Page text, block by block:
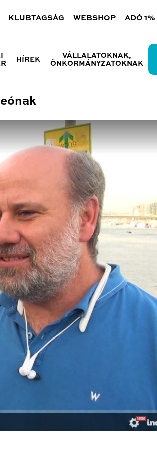
KLUBTAGSÁG WEBSHOP ADÓ 1%
HÍREK
VÁLLALATOKNAK,
ÖNKORMÁNYZATOKNAK